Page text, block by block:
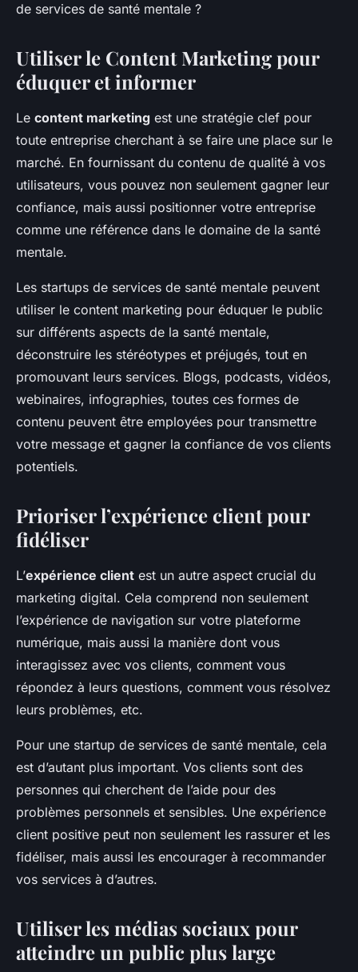
de services de santé mentale ?
Utiliser le Content Marketing pour
éduquer et informer
Le content marketing est une stratégie clef pour
toute entreprise cherchant à se faire une place sur le
marché. En fournissant du contenu de qualité à vos
utilisateurs, vous pouvez non seulement gagner leur
confiance, mais aussi positionner votre entreprise
comme une référence dans le domaine de la santé
mentale.
Les startups de services de santé mentale peuvent
utiliser le content marketing pour éduquer le public
sur différents aspects de la santé mentale,
déconstruire les stéréotypes et préjugés, tout en
promouvant leurs services. Blogs, podcasts, vidéos,
webinaires, infographies, toutes ces formes de
contenu peuvent être employées pour transmettre
votre message et gagner la confiance de vos clients
potentiels.
Prioriser l’expérience client pour
fidéliser
L’expérience client est un autre aspect crucial du
marketing digital. Cela comprend non seulement
l’expérience de navigation sur votre plateforme
numérique, mais aussi la manière dont vous
interagissez avec vos clients, comment vous
répondez à leurs questions, comment vous résolvez
leurs problèmes, etc.
Pour une startup de services de santé mentale, cela
est d’autant plus important. Vos clients sont des
personnes qui cherchent de l’aide pour des
problèmes personnels et sensibles. Une expérience
client positive peut non seulement les rassurer et les
fidéliser, mais aussi les encourager à recommander
vos services à d’autres.
Utiliser les médias sociaux pour
atteindre un public plus large